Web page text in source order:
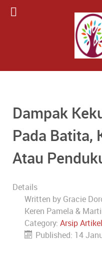
Dampak
Pada Batita,
Atau
Details
Written by Gracie
Keren Pamela &
Category: Arsip Artikel
Published: 14